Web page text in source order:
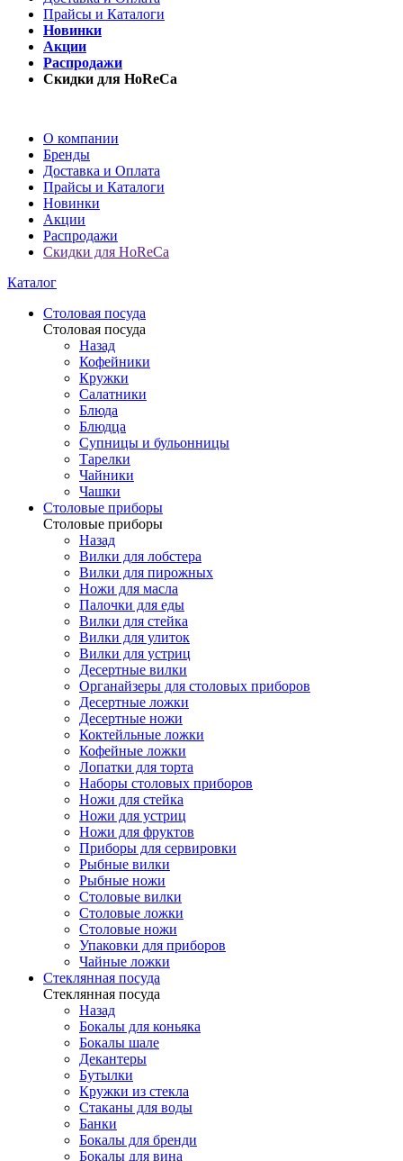
Прайсы и Каталоги
Новинки
Акции
Распродажи
Скидки для HoReCa
О компании
Бренды
Доставка и Оплата
Прайсы и Каталоги
Новинки
Акции
Распродажи
Скидки для HoReCa
Каталог
Столовая посуда
Столовая посуда
Назад
Кофейники
Кружки
Салатники
Блюда
Блюдца
Супницы и бульонницы
Тарелки
Чайники
Чашки
Cтоловые приборы
Cтоловые приборы
Назад
Вилки для лобстера
Вилки для пирожных
Ножи для масла
Палочки для еды
Вилки для стейка
Вилки для улиток
Вилки для устриц
Десертные вилки
Органайзеры для столовых приборов
Десертные ложки
Десертные ножи
Коктейльные ложки
Кофейные ложки
Лопатки для торта
Наборы столовых приборов
Ножи для стейка
Ножи для устриц
Ножи для фруктов
Приборы для сервировки
Рыбные вилки
Рыбные ножи
Столовые вилки
Столовые ложки
Столовые ножи
Упаковки для приборов
Чайные ложки
Стеклянная посуда
Стеклянная посуда
Назад
Бокалы для коньяка
Бокалы шале
Декантеры
Бутылки
Кружки из стекла
Стаканы для воды
Банки
Бокалы для бренди
Бокалы для вина